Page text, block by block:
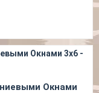
Окнами